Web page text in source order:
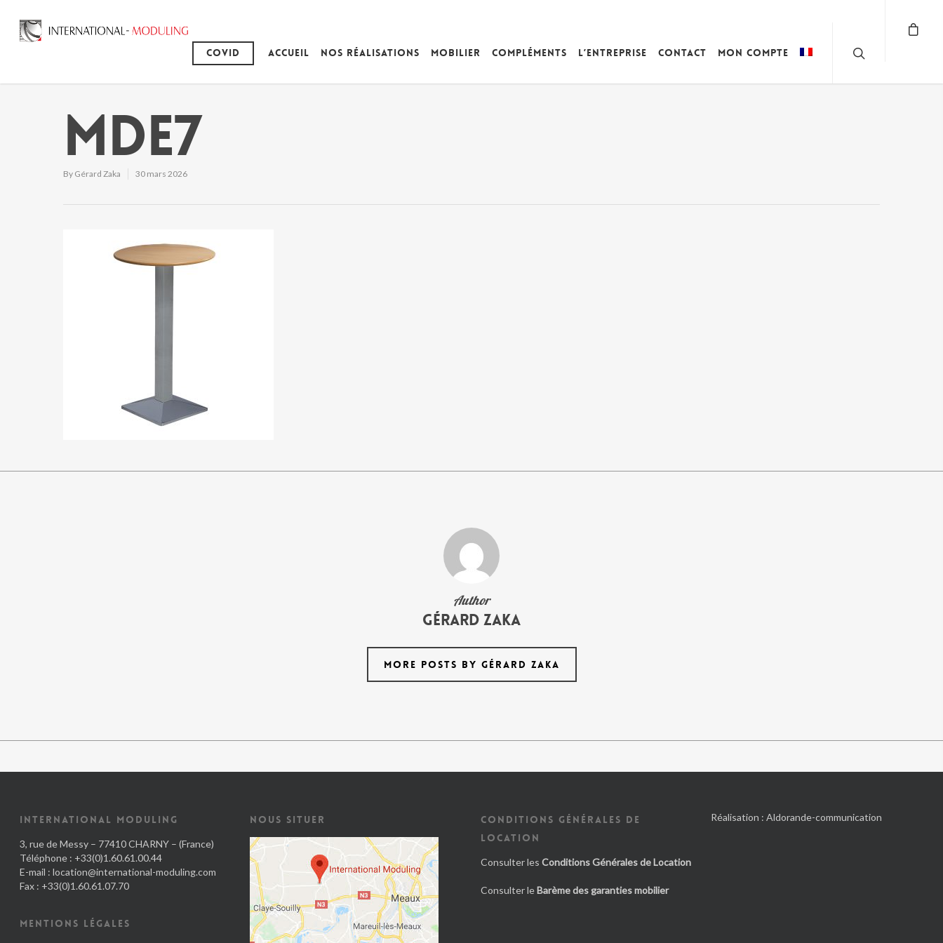
Covid Accueil Nos réalisations Mobilier Compléments L’entreprise Contact Mon compte
MDE7
By Gérard Zaka 30 mars 2026
Author
Gérard Zaka
MORE POSTS BY GÉRARD ZAKA
INTERNATIONAL MODULING
3, rue de Messy – 77410 CHARNY – (France)
Téléphone : +33(0)1.60.61.00.44
E-mail : location@international-moduling.com
Fax : +33(0)1.60.61.07.70
MENTIONS LÉGALES
NOUS SITUER
CONDITIONS GÉNÉRALES DE
LOCATION
Consulter les Conditions Générales de Location
Consulter leBarème des garanties mobilier
Réalisation :Aldorande-communication